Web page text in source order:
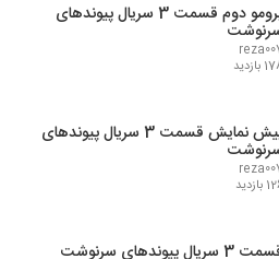
پرومو دوم قسمت 3 سریال پیوندهای
پیش نمایش قسمت 3 سریال پیوندهای
سریال پیوندهای سرنوشت